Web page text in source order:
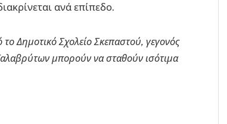
ανά επίπεδο.
Δημοτικό Σχολείο Σκεπαστού, γεγονός
μπορούν να σταθούν ισότιμα